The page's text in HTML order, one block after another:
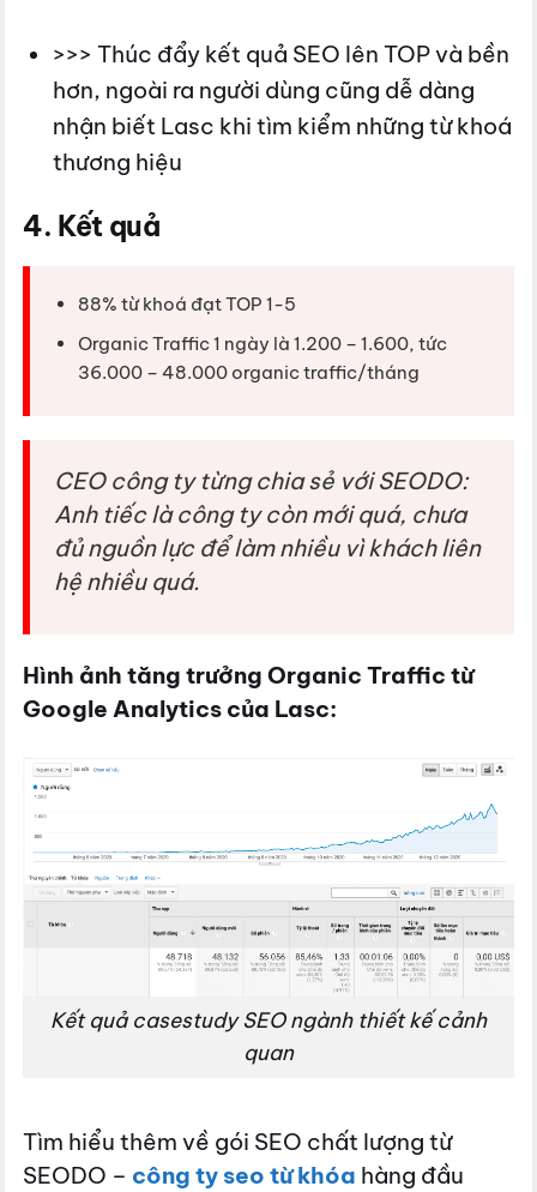
>>> Thúc đẩy kết quả SEO lên TOP và bền
hơn, ngoài ra người dùng cũng dễ dàng
nhận biết Lasc khi tìm kiểm những từ khoá
thương hiệu
4. Kết quả
88% từ khoá đạt TOP 1-5
Organic Traffic 1 ngày là 1.200 – 1.600, tức
36.000 – 48.000 organic traffic/tháng
CEO công ty từng chia sẻ với SEODO:
Anh tiếc là công ty còn mới quá, chưa
đủ nguồn lực để làm nhiều vì khách liên
hệ nhiều quá.
Hình ảnh tăng trưởng Organic Traffic từ
Google Analytics của Lasc:
Kết quả casestudy SEO ngành thiết kế cảnh
quan
Tìm hiểu thêm về gói SEO chất lượng từ
SEODO – công ty seo từ khóa hàng đầu